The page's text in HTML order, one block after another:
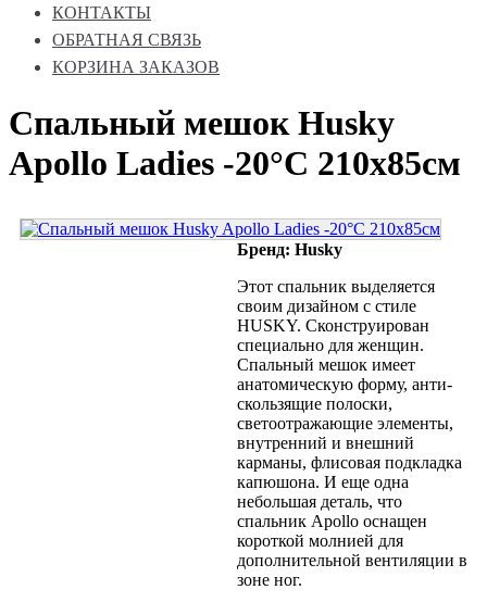
КОНТАКТЫ
ОБРАТНАЯ СВЯЗЬ
КОРЗИНА ЗАКАЗОВ
Спальный мешок Husky
Apollo Ladies -20°С 210х85см
Бренд: Husky
Этот спальник выделяется
своим дизайном с стиле
HUSKY. Сконструирован
специально для женщин.
Спальный мешок имеет
анатомическую форму, анти-
скользящие полоски,
светоотражающие элементы,
внутренний и внешний
карманы, флисовая подкладка
капюшона. И еще одна
небольшая деталь, что
спальник Apollo оснащен
короткой молнией для
дополнительной вентиляции в
зоне ног.